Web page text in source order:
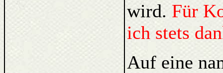
wird. Für
ich stets
Auf eine